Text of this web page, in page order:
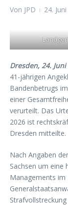
Von JPD 24.
Dresden, 24. Juni
41-jährigen
Bandenbetrugs
einer
verurteilt. Das
2026 ist
Dresden mitteilte.
Nach Angaben
Sachsen um eine
Managements im
Strafvollstreckung